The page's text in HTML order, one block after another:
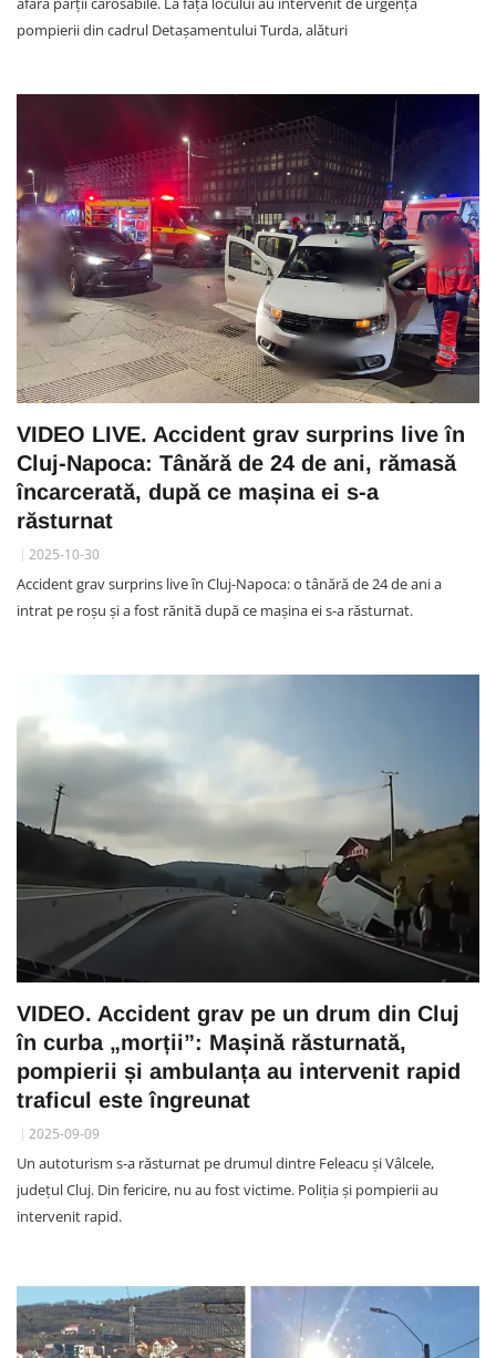
pompierii din cadrul Detașamentului Turda, alături
VIDEO LIVE. Accident grav surprins live în
Cluj-Napoca: Tânără de 24 de ani, rămasă
încarcerată, după ce mașina ei s-a
răsturnat
2025-10-30
Accident grav surprins live în Cluj-Napoca: o tânără de 24 de ani a
intrat pe roșu și a fost rănită după ce mașina ei s-a răsturnat.
VIDEO. Accident grav pe un drum din Cluj
în curba „morții”: Mașină răsturnată,
pompierii și ambulanța au intervenit rapid
traficul este îngreunat
2025-09-09
Un autoturism s-a răsturnat pe drumul dintre Feleacu și Vâlcele,
județul Cluj. Din fericire, nu au fost victime. Poliția și pompierii au
intervenit rapid.